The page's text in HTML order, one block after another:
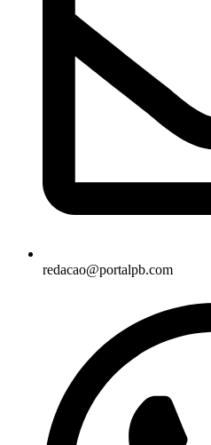
redacao@portalpb.com